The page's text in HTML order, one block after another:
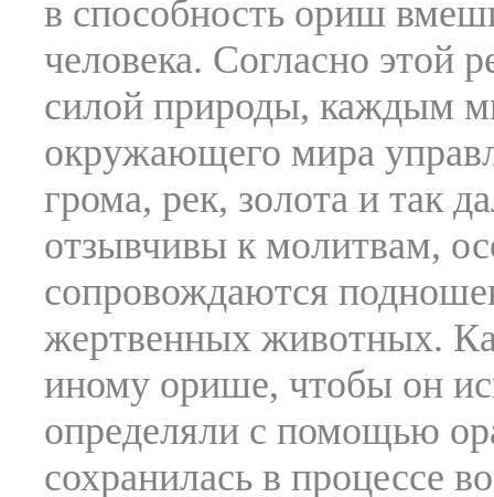
в способность ориш
человека. Согласно этой
силой природы, каждым
окружающего мира
грома, рек, золота и так
отзывчивы к молитвам,
сопровождаются
жертвенных животных.
иному орише, чтобы он
определяли с помощью
сохранилась в процессе